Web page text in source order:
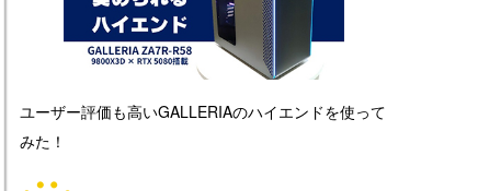
ユーザー評価も高いGALLERIAのハイエンドを使って
みた！